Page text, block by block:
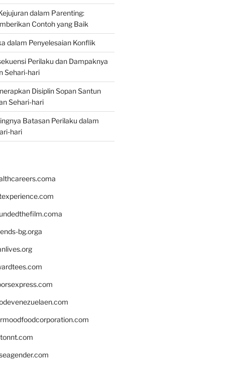
dalam Parenting:
Contoh yang Baik
dalam Penyelesaian Konflik
Perilaku dan Dampaknya
Sehari-hari
Disiplin Sopan Santun
Sehari-hari
Batasan Perilaku dalam
hari
bg.orga